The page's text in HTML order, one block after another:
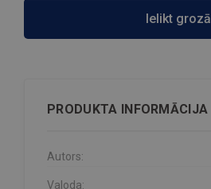
Ielikt grozā
PRODUKTA INFORMĀCIJA
Autors:
Valoda: